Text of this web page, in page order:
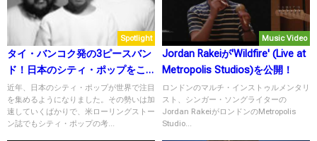
Spotlight
タイ・バンコク発の3ピースバン
ド！日本のシティ・ポップをこ
よなく愛するPolycatとは？
近年、日本のシティ・ポップが世界で注目
を集めるようになりました。その勢いは加
速していくばかりで、米ローリングストー
ン誌でもシティ・ポップの考...
Music Video
Jordan Rakeiが'Wildfire' (Live at
Metropolis Studios)を公開！
ロンドンのマルチ・インストゥルメンタリ
スト、シンガー・ソングライターの
Jordan RakeiがロンドンのMetropolis
Studio...